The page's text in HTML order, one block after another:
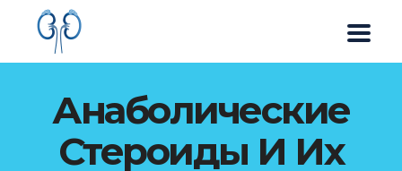
Анаболические
Стероиды И Их